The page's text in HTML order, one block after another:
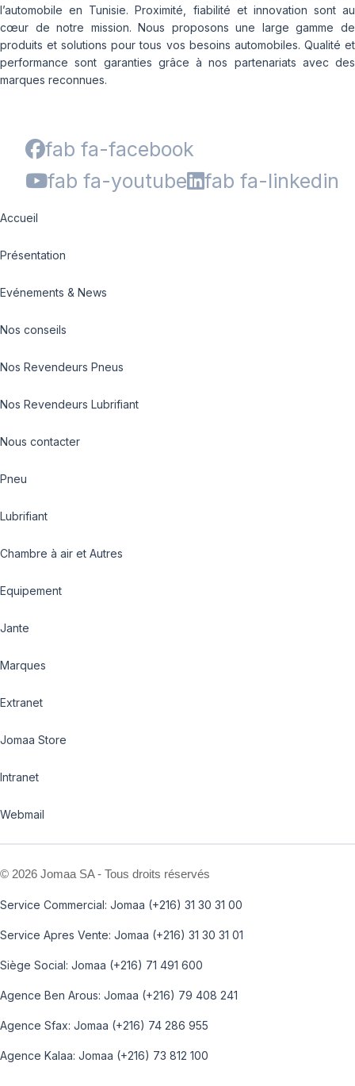
l’automobile en Tunisie. Proximité, fiabilité et innovation sont au
cœur de notre mission. Nous proposons une large gamme de
produits et solutions pour tous vos besoins automobiles. Qualité et
performance sont garanties grâce à nos partenariats avec des
marques reconnues.
fab fa-facebook
fab fa-youtube
fab fa-linkedin
Accueil
Présentation
Evénements & News
Nos conseils
Nos Revendeurs Pneus
Nos Revendeurs Lubrifiant
Nous contacter
Pneu
Lubrifiant
Chambre à air et Autres
Equipement
Jante
Marques
Extranet
Jomaa Store
Intranet
Webmail
© 2026 Jomaa SA - Tous droits réservés
Service Commercial: Jomaa (+216) 31 30 31 00
Service Apres Vente: Jomaa (+216) 31 30 31 01
Siège Social: Jomaa (+216) 71 491 600
Agence Ben Arous: Jomaa (+216) 79 408 241
Agence Sfax: Jomaa (+216) 74 286 955
Agence Kalaa: Jomaa (+216) 73 812 100